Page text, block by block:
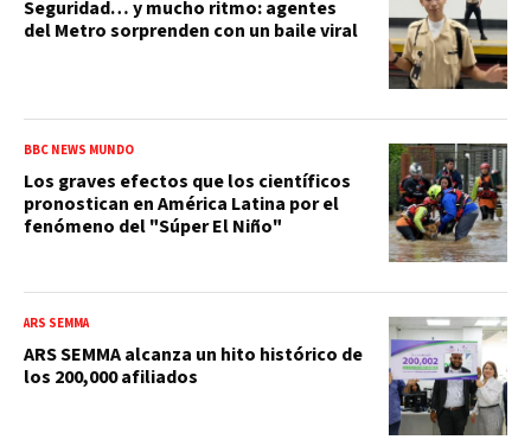
Seguridad… y mucho ritmo: agentes
del Metro sorprenden con un baile viral
BBC NEWS MUNDO
Los graves efectos que los científicos
pronostican en América Latina por el
fenómeno del "Súper El Niño"
ARS SEMMA
ARS SEMMA alcanza un hito histórico de
los 200,000 afiliados